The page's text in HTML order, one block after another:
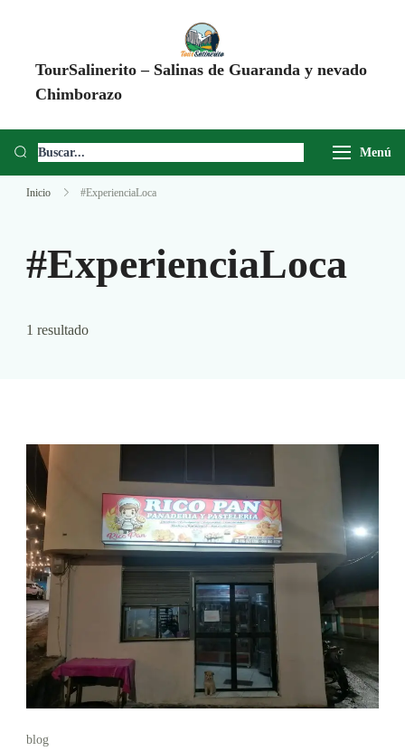
TourSalinerito – Salinas de Guaranda y nevado
Chimborazo
Chimborazo, Minas de Sal, Quesera El Salinerito, Chocolates El
Menú
Inicio #ExperienciaLoca
#ExperienciaLoca
1 resultado
blog